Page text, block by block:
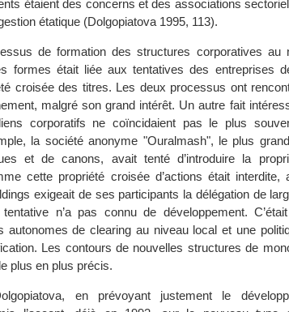
étaient des concerns et des associations
étatique (Dolgopiatova 1995, 113).
de formation des structures corporatives au
formes était liée aux tentatives des entreprises
croisée des titres. Les deux processus ont
malgré son grand intérêt. Un autre fait
corporatifs ne coïncidaient pas le plus
la société anonyme "Ouralmash", le plus
et de canons, avait tenté d’introduire la
cette propriété croisée d’actions était interdite,
exigeait de ses participants la délégation de
n’a pas connu de développement.
autonomes de clearing au niveau local et une
Les contours de nouvelles structures de
plus en plus précis.
en prévoyant justement le